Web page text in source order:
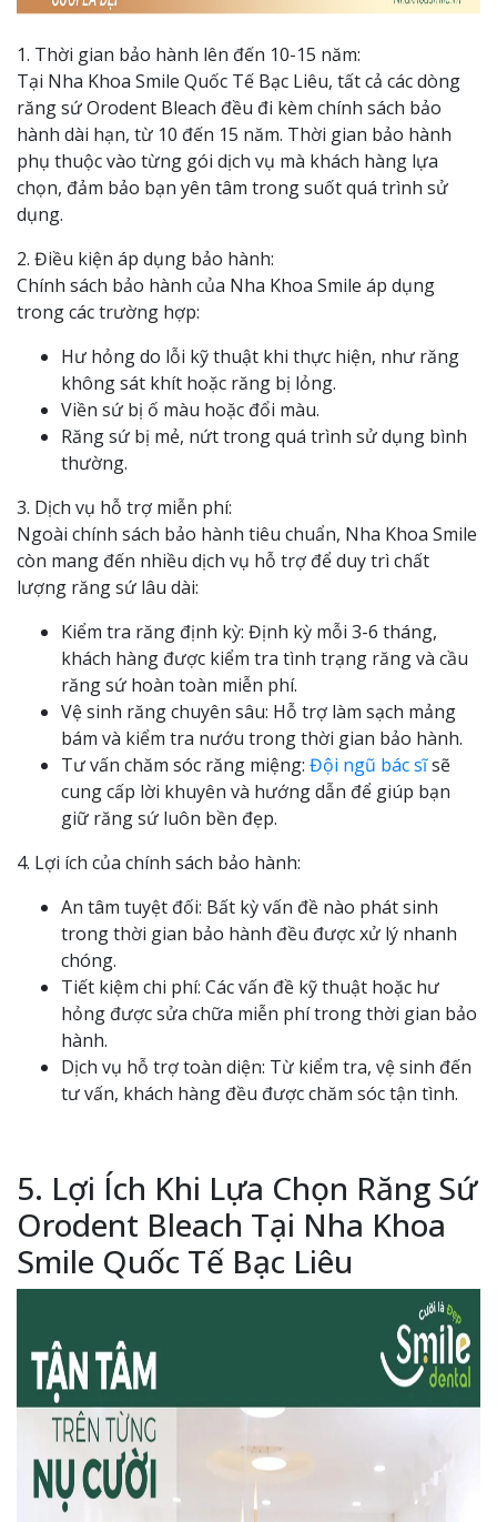
1. Thời gian bảo hành lên đến 10-15 năm:
Tại Nha Khoa Smile Quốc Tế Bạc Liêu, tất cả các dòng
răng sứ Orodent Bleach đều đi kèm chính sách bảo
hành dài hạn, từ 10 đến 15 năm. Thời gian bảo hành
phụ thuộc vào từng gói dịch vụ mà khách hàng lựa
chọn, đảm bảo bạn yên tâm trong suốt quá trình sử
dụng.
2. Điều kiện áp dụng bảo hành:
Chính sách bảo hành của Nha Khoa Smile áp dụng
trong các trường hợp:
Hư hỏng do lỗi kỹ thuật khi thực hiện, như răng
không sát khít hoặc răng bị lỏng.
Viền sứ bị ố màu hoặc đổi màu.
Răng sứ bị mẻ, nứt trong quá trình sử dụng bình
thường.
3. Dịch vụ hỗ trợ miễn phí:
Ngoài chính sách bảo hành tiêu chuẩn, Nha Khoa Smile
còn mang đến nhiều dịch vụ hỗ trợ để duy trì chất
lượng răng sứ lâu dài:
Kiểm tra răng định kỳ: Định kỳ mỗi 3-6 tháng,
khách hàng được kiểm tra tình trạng răng và cầu
răng sứ hoàn toàn miễn phí.
Vệ sinh răng chuyên sâu: Hỗ trợ làm sạch mảng
bám và kiểm tra nướu trong thời gian bảo hành.
Tư vấn chăm sóc răng miệng: Đội ngũ bác sĩsẽ
cung cấp lời khuyên và hướng dẫn để giúp bạn
giữ răng sứ luôn bền đẹp.
4. Lợi ích của chính sách bảo hành:
An tâm tuyệt đối: Bất kỳ vấn đề nào phát sinh
trong thời gian bảo hành đều được xử lý nhanh
chóng.
Tiết kiệm chi phí: Các vấn đề kỹ thuật hoặc hư
hỏng được sửa chữa miễn phí trong thời gian bảo
hành.
Dịch vụ hỗ trợ toàn diện: Từ kiểm tra, vệ sinh đến
tư vấn, khách hàng đều được chăm sóc tận tình.
5. Lợi Ích Khi Lựa Chọn Răng Sứ
Orodent Bleach Tại Nha Khoa
Smile Quốc Tế Bạc Liêu